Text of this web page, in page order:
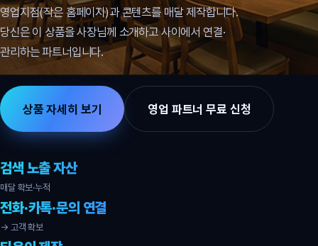
영업지점(작은 홈페이지)과 콘텐츠를 매달 제작합니다.
당신은 이 상품을 사장님께 소개하고 사이에서 연결·
관리하는 파트너입니다.
상품 자세히 보기 영업 파트너 무료 신청
검색 노출 자산
매달 확보·누적
전화·카톡·문의 연결
→ 고객 확보